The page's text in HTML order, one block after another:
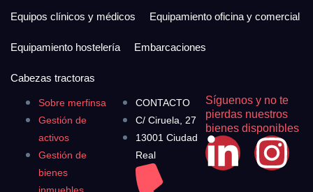
Sobre merfinsa
Gestión de
activos
Gestión de
bienes
inmuebles
CONTACTO
C/ Ciruela, 27
13001 Ciudad
Real
Síguenos y no te
pierdas nuestros
bienes disponibles
Equipos clínicos y médicos Equipamiento oficina y comercial
Equipamiento hostelería Embarcaciones
Cabezas tractoras